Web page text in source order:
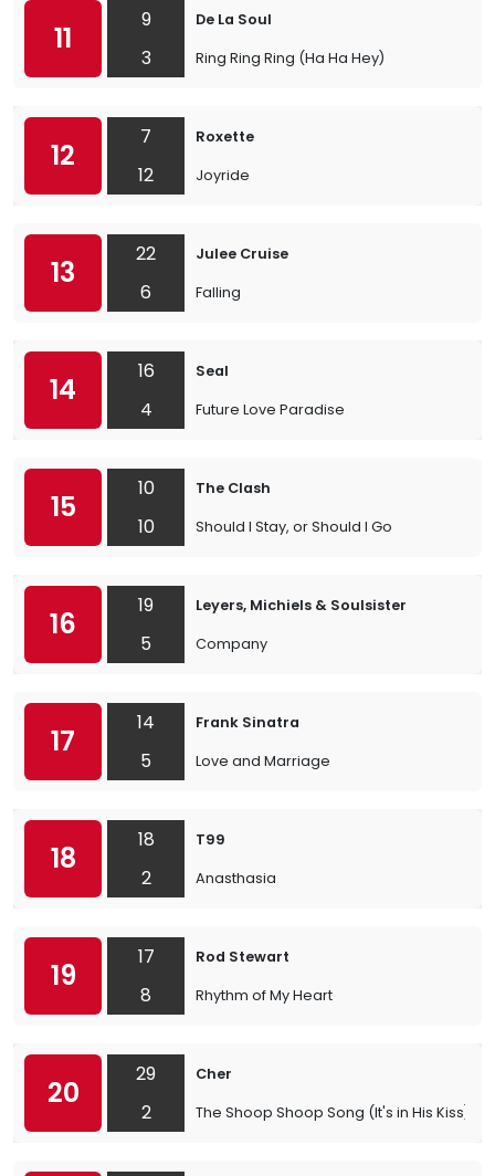
11
9
3
De La Soul
Ring Ring Ring (Ha Ha Hey)
12
7
12
Roxette
Joyride
13
22
6
Julee Cruise
Falling
14
16
4
Seal
Future Love Paradise
15
10
10
The Clash
Should I Stay, or Should I Go
16
19
5
Leyers, Michiels & Soulsister
Company
17
14
5
Frank Sinatra
Love and Marriage
18
18
2
T99
Anasthasia
19
17
8
Rod Stewart
Rhythm of My Heart
20
29
2
Cher
The Shoop Shoop Song (It's in His Kiss)